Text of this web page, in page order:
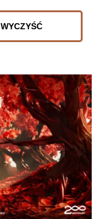
WYCZYŚĆ